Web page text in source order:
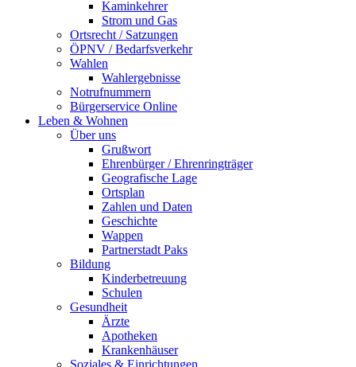
Kaminkehrer
Strom und Gas
Ortsrecht / Satzungen
ÖPNV / Bedarfsverkehr
Wahlen
Wahlergebnisse
Notrufnummern
Bürgerservice Online
Leben & Wohnen
Über uns
Grußwort
Ehrenbürger / Ehrenringträger
Geografische Lage
Ortsplan
Zahlen und Daten
Geschichte
Wappen
Partnerstadt Paks
Bildung
Kinderbetreuung
Schulen
Gesundheit
Ärzte
Apotheken
Krankenhäuser
Soziales & Einrichtungen